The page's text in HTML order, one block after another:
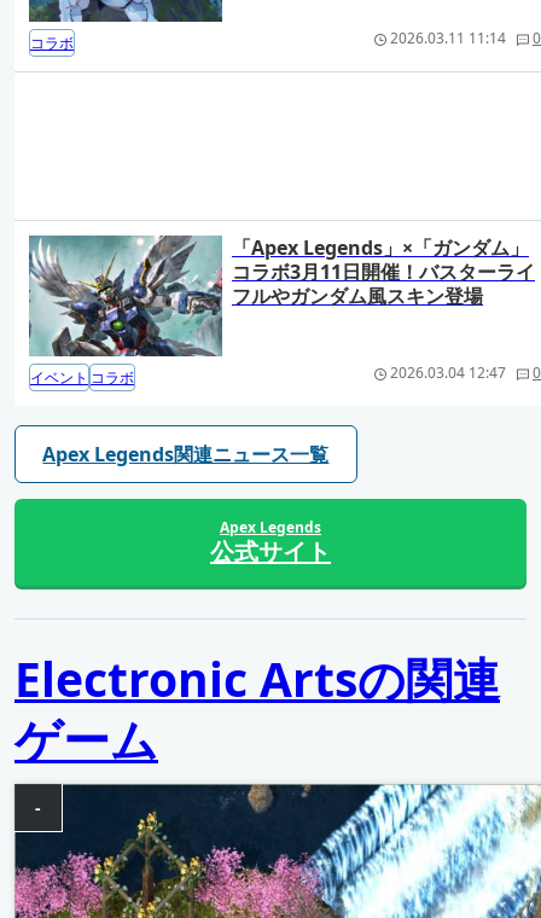
コラボ 2026.03.11 11:14 0
「Apex Legends」×「ガンダム」
コラボ3月11日開催！バスターライ
フルやガンダム風スキン登場
イベント コラボ 2026.03.04 12:47 0
Apex Legends関連ニュース一覧
Apex Legends
公式サイト
Electronic Artsの関連
ゲーム
-